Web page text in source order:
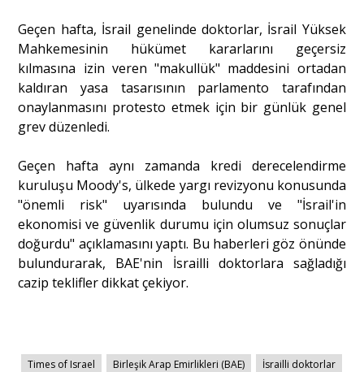
Geçen hafta, İsrail genelinde doktorlar, İsrail Yüksek
Mahkemesinin hükümet kararlarını geçersiz
kılmasına izin veren "makullük" maddesini ortadan
kaldıran yasa tasarısının parlamento tarafından
onaylanmasını protesto etmek için bir günlük genel
grev düzenledi.
Geçen hafta aynı zamanda kredi derecelendirme
kuruluşu Moody's, ülkede yargı revizyonu konusunda
"önemli risk" uyarısında bulundu ve "İsrail'in
ekonomisi ve güvenlik durumu için olumsuz sonuçlar
doğurdu" açıklamasını yaptı. Bu haberleri göz önünde
bulundurarak, BAE'nin İsrailli doktorlara sağladığı
cazip teklifler dikkat çekiyor.
Times of Israel Birleşik Arap Emirlikleri (BAE) İsrailli doktorlar